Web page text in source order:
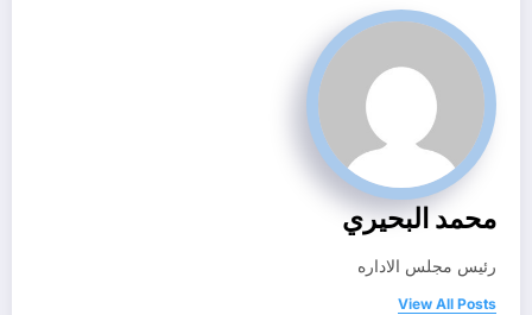
محمد البحيري
رئيس مجلس الاداره
View All Posts